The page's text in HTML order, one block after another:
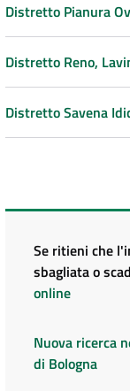
Distretto Pianura
Distretto Reno,
Distretto Savena
Se ritieni che
sbagliata o
online
Nuova ricerca
di Bologna